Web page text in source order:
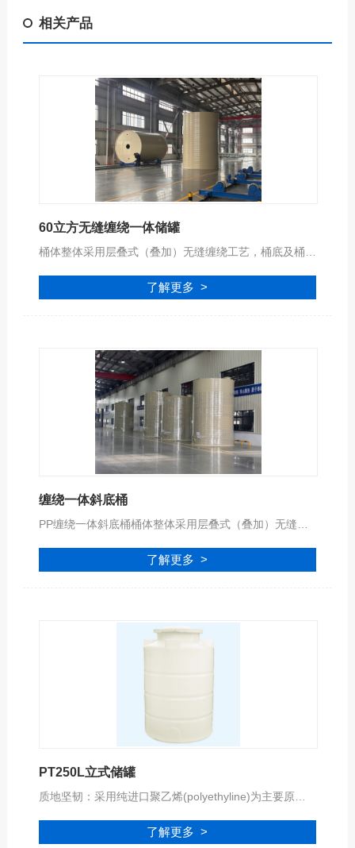
相关产品
60立方无缝缠绕一体储罐
了解更多 >
缠绕一体斜底桶
了解更多 >
PT250L立式储罐
质地坚韧：采用纯进口聚乙烯(polyethyline)为主要原料。质地坚韧，搬运简便，耐震、耐冲击。
了解更多 >